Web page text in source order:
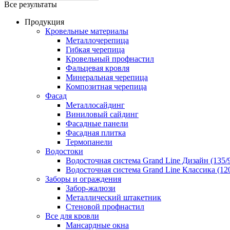
Все результаты
Продукция
Кровельные материалы
Металлочерепица
Гибкая черепица
Кровельный профнастил
Фальцевая кровля
Минеральная черепица
Композитная черепица
Фасад
Металлосайдинг
Виниловый сайдинг
Фасадные панели
Фасадная плитка
Термопанели
Водостоки
Водосточная система Grand Line Дизайн (135/
Водосточная система Grand Line Классика
Заборы и ограждения
Забор-жалюзи
Металлический штакетник
Стеновой профнастил
Все для кровли
Мансардные окна